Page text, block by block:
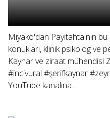
Miyako'dan Payitahta'nın
konukları, klinik psikolog ve
Kaynar ve ziraat mühendisi
#incivural #şerifkaynar
YouTube kanalına...